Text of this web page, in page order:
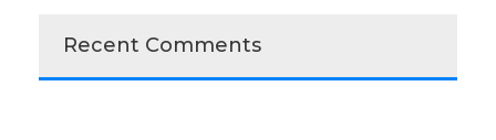
Recent Comments